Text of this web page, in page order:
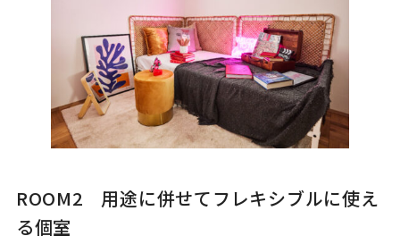
ROOM2 用途に併せてフレキシブルに使え
る個室